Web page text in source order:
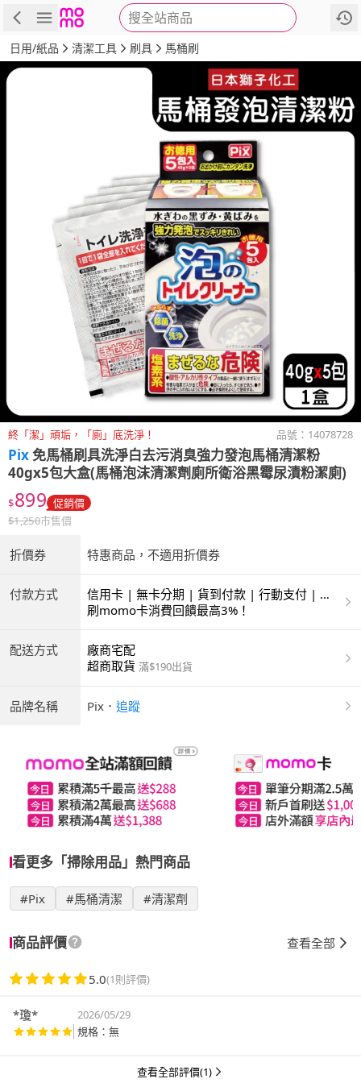
搜全站商品
商品 評價 詳情
日用/紙品 清潔工具 刷具 馬桶刷
終「潔」頑垢，「廁」底洗淨！ 品號： 14078728
Pix免馬桶刷具洗淨白去污消臭強力發泡馬桶清潔粉
40gx5包大盒(馬桶泡沫清潔劑廁所衛浴黑霉尿漬粉潔廁)
$899 促銷價
$1,250市售價
折價券 特惠商品，不適用折價券
付款方式
信用卡 | 無卡分期 | 貨到付款 | 行動支付 | 超
商付款 | ATM | 銀聯卡
刷momo卡消費回饋最高3%！
配送方式
廠商宅配
超商取貨 滿$190出貨
品牌名稱 Pix ． 追蹤
看更多「掃除用品」熱門商品
#Pix #馬桶清潔 #清潔劑
商品評價 查看全部
5.0(1則評價)
*瓊*
2026/05/29
規格：無
查看全部評價(1)